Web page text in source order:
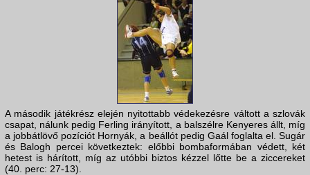
A második játékrész elején nyitottabb védekezésre váltott a szlovák
csapat, nálunk pedig Ferling irányított, a balszélre Kenyeres állt, míg
a jobbátlövő pozíciót Hornyák, a beállót pedig Gaál foglalta el. Sugár
és Balogh percei következtek: előbbi bombaformában védett, két
hetest is hárított, míg az utóbbi biztos kézzel lőtte be a ziccereket
(40. perc: 27-13).